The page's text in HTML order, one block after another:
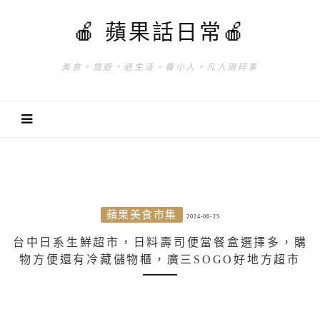
🍎 蘋果話日常🍎
美食。旅遊。過生活。養小人。凡人瑣碎事
蘋果美食市集 2024-06-25
台中日系生鮮超市，日料壽司便當餐盒選擇多，購
物方便還有冷藏儲物櫃，廣三SOGO好地方超市